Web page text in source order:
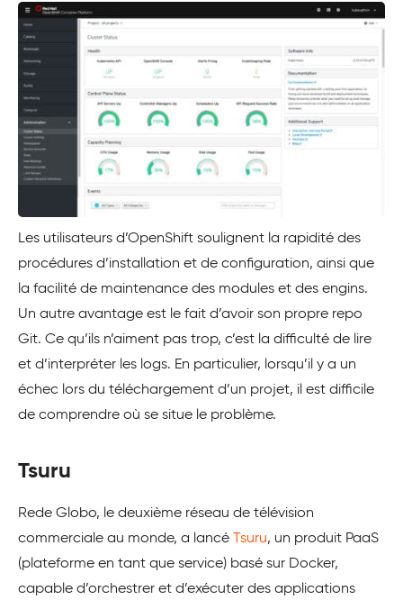
Les utilisateurs d’OpenShift soulignent la rapidité des
procédures d’installation et de configuration, ainsi que
la facilité de maintenance des modules et des engins.
Un autre avantage est le fait d’avoir son propre repo
Git. Ce qu’ils n’aiment pas trop, c’est la difficulté de lire
et d’interpréter les logs. En particulier, lorsqu’il y a un
échec lors du téléchargement d’un projet, il est difficile
de comprendre où se situe le problème.
Tsuru
Rede Globo, le deuxième réseau de télévision
commerciale au monde, a lancé Tsuru, un produit PaaS
(plateforme en tant que service) basé sur Docker,
capable d’orchestrer et d’exécuter des applications